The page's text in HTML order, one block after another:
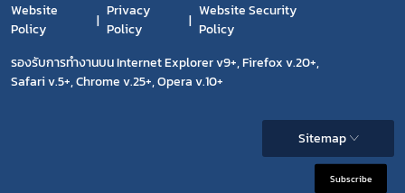
Website
Policy
Privacy
Policy
Website Security
Policy
รองรับการทำงานบน Internet Explorer v9+, Firefox v.20+,
Safari v.5+, Chrome v.25+, Opera v.10+
Sitemap
Subscribe